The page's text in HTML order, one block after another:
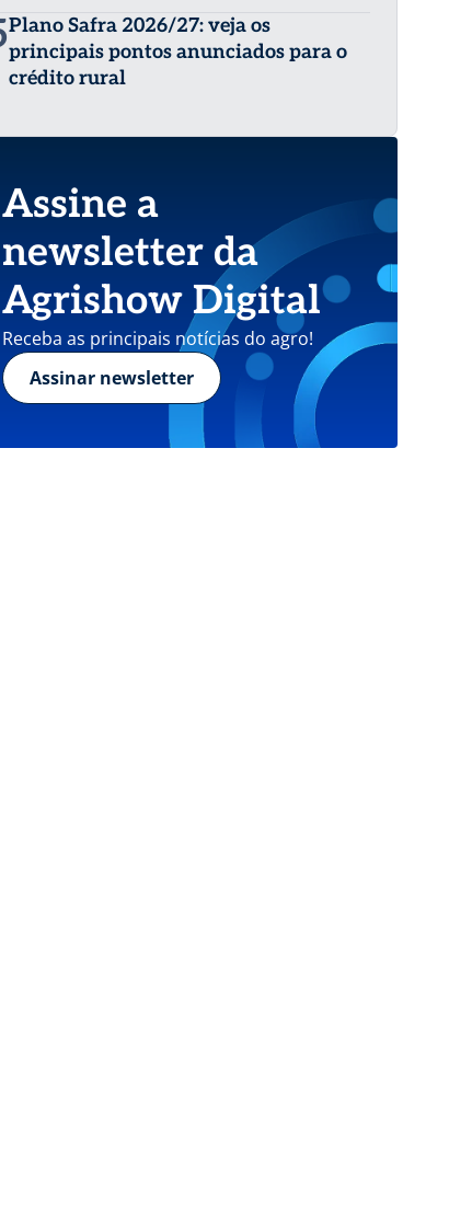
Plano Safra 2026/27: veja os
principais pontos anunciados para o
crédito rural
Assine a
newsletter da
Agrishow Digital
Receba as principais notícias do agro!
Assinar newsletter